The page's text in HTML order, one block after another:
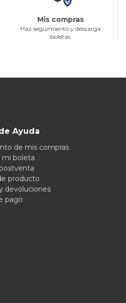
Mis compras
Haz seguimiento y descarga
boletas
Ayuda
de mis compras
mi boleta
producto
devoluciones
pago